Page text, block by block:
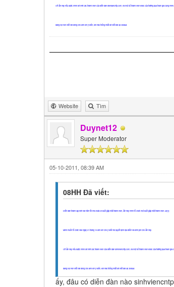
Off lần này nếu được mình sẽ mời các thành viên của diễn đàn diendancntp.com, và một số thành viên khác của trường qua tham gia cùng mình.
đang vội nên viết vài dòng cho anh em ý kiến, khi nào thống nhất sẽ viết bài lại.:bodua:
Website Tìm
Duynet12
Super Moderator
05-10-2011, 08:39 AM
08HH Đã viết:
Diễn đàn thành lập hơn hai năm rồi mà chưa có buổi gặp mặt thành viên, lần này mình tổ chức một buổi gặp mặt thành viên.:43[1]:
Mình muốn tổ chức vào ngày 21 tháng 10 anh em cho ý kiến rùi quyết định địa điểm và kinh phí cho lần này.
Off lần này nếu được mình sẽ mời các thành viên của diễn đàn sinhviencntp.com, và một số thành viên khác của trường qua tham gia
đang vội nên viết vài dòng cho anh em ý kiến, khi nào thống nhất sẽ viết bài lại.:bodua:
ấy, đâu có diễn đàn nào